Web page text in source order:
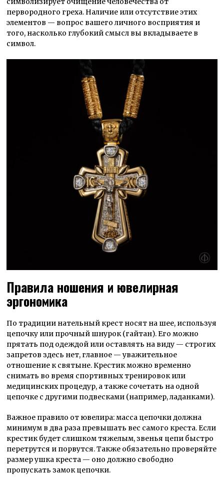
первородного греха. Наличие или отсутствие этих
элементов — вопрос вашего личного восприятия и
того, насколько глубокий смысл вы вкладываете в
символ.
Правила ношения и ювелирная
эргономика
По традиции нательный крест носят на шее, используя
цепочку или прочный шнурок (гайтан). Его можно
прятать под одеждой или оставлять на виду — строгих
запретов здесь нет, главное —уважительное
отношение к святыне. Крестик можно временно
снимать во время спортивных тренировок или
медицинских процедур, а также сочетать на одной
цепочке с другими подвесками (например, ладанками).
Важное правило от ювелира:масса цепочки должна
минимум в два раза превышать вес самого креста. Если
крестик будет слишком тяжелым, звенья цепи быстро
перетрутся и порвутся. Также обязательно проверяйте
размер ушка креста — оно должно свободно
пропускать замок цепочки.